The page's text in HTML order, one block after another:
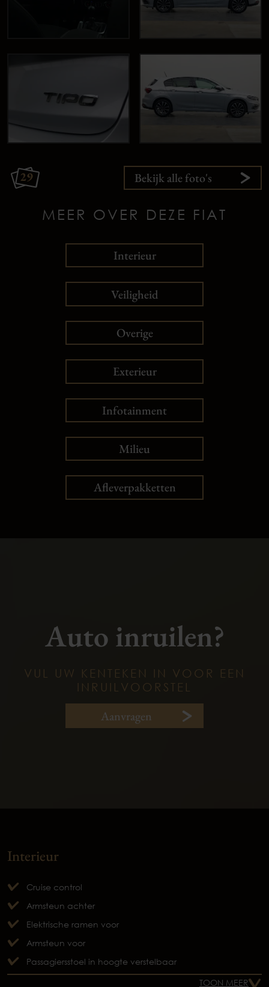
29 Bekijk alle foto's
MEER OVER DEZE FIAT
Interieur
Veiligheid
Overige
Exterieur
Infotainment
Milieu
Afleverpakketten
Auto inruilen?
VUL UW KENTEKEN IN VOOR EEN
INRUILVOORSTEL
Aanvragen
Interieur
Cruise control
Armsteun achter
Elektrische ramen voor
Armsteun voor
Passagiersstoel in hoogte verstelbaar
TOON MEER